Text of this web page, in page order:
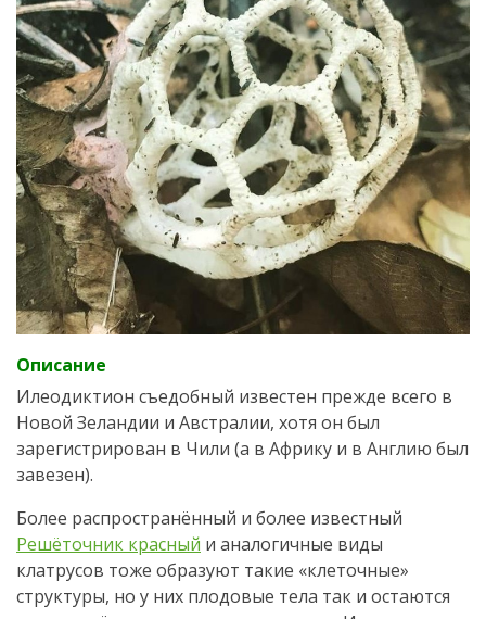
Описание
Илеодиктион съедобный известен прежде всего в
Новой Зеландии и Австралии, хотя он был
зарегистрирован в Чили (а в Африку и в Англию был
завезен).
Более распространённый и более известный
Решёточник красный и аналогичные виды
клатрусов тоже образуют такие «клеточные»
структуры, но у них плодовые тела так и остаются